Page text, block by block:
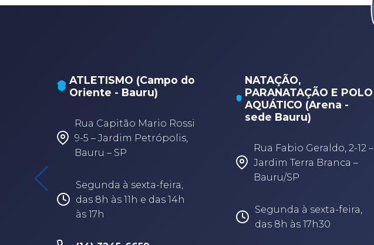
ATLETISMO (Campo do
Oriente - Bauru)
Rua Capitão Mario Rossi
9-5 – Jardim Petrópolis,
Bauru – SP
Segunda à sexta-feira,
das 8h às 11h e das 14h
às 17h
NATAÇÃO,
PARANATAÇÃO E POLO
AQUÁTICO (Arena -
sede Bauru)
Rua Fabio Geraldo, 2-12 –
Jardim Terra Branca –
Bauru/SP
Segunda à sexta-feira,
das 8h às 17h30